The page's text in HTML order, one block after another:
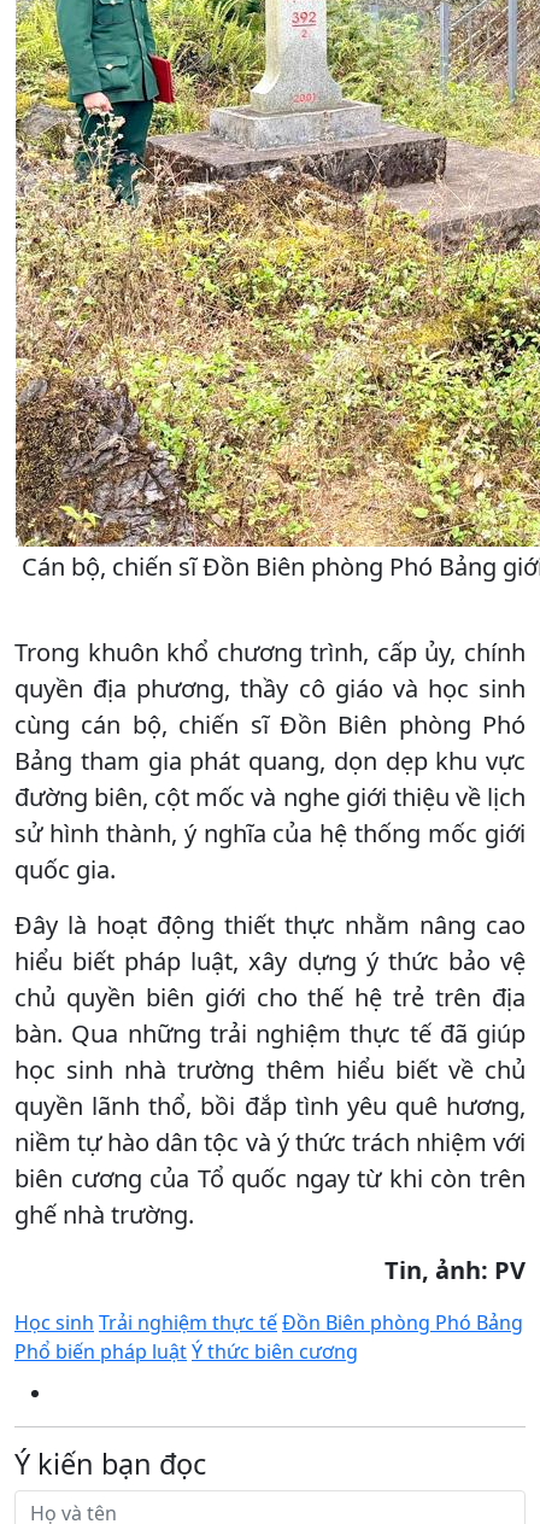
Cán bộ, chiến sĩ Đồn Biên phòng Phó Bảng
Trong khuôn khổ chương trình, cấp ủy, chính
quyền địa phương, thầy cô giáo và học sinh
cùng cán bộ, chiến sĩ Đồn Biên phòng Phó
Bảng tham gia phát quang, dọn dẹp khu vực
đường biên, cột mốc và nghe giới thiệu về lịch
sử hình thành, ý nghĩa của hệ thống mốc giới
quốc gia.
Đây là hoạt động thiết thực nhằm nâng cao
hiểu biết pháp luật, xây dựng ý thức bảo vệ
chủ quyền biên giới cho thế hệ trẻ trên địa
bàn. Qua những trải nghiệm thực tế đã giúp
học sinh nhà trường thêm hiểu biết về chủ
quyền lãnh thổ, bồi đắp tình yêu quê hương,
niềm tự hào dân tộc và ý thức trách nhiệm với
biên cương của Tổ quốc ngay từ khi còn trên
ghế nhà trường.
Tin, ảnh: PV
Học sinh Trải nghiệm thực tếĐồn Biên phòng Phó Bảng
Phổ biến pháp luậtÝ thức biên cương
Ý kiến bạn đọc